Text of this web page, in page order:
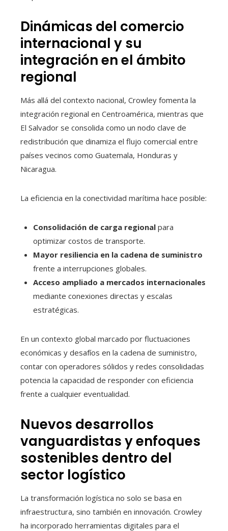
Dinámicas del comercio
internacional y su
integración en el ámbito
regional
Más allá del contexto nacional, Crowley fomenta la
integración regional en Centroamérica, mientras que
El Salvador se consolida como un nodo clave de
redistribución que dinamiza el flujo comercial entre
países vecinos como Guatemala, Honduras y
Nicaragua.
La eficiencia en la conectividad marítima hace posible:
Consolidación de carga regional para
optimizar costos de transporte.
Mayor resiliencia en la cadena de suministro
frente a interrupciones globales.
Acceso ampliado a mercados internacionales
mediante conexiones directas y escalas
estratégicas.
En un contexto global marcado por fluctuaciones
económicas y desafíos en la cadena de suministro,
contar con operadores sólidos y redes consolidadas
potencia la capacidad de responder con eficiencia
frente a cualquier eventualidad.
Nuevos desarrollos
vanguardistas y enfoques
sostenibles dentro del
sector logístico
La transformación logística no solo se basa en
infraestructura, sino también en innovación. Crowley
ha incorporado herramientas digitales para el